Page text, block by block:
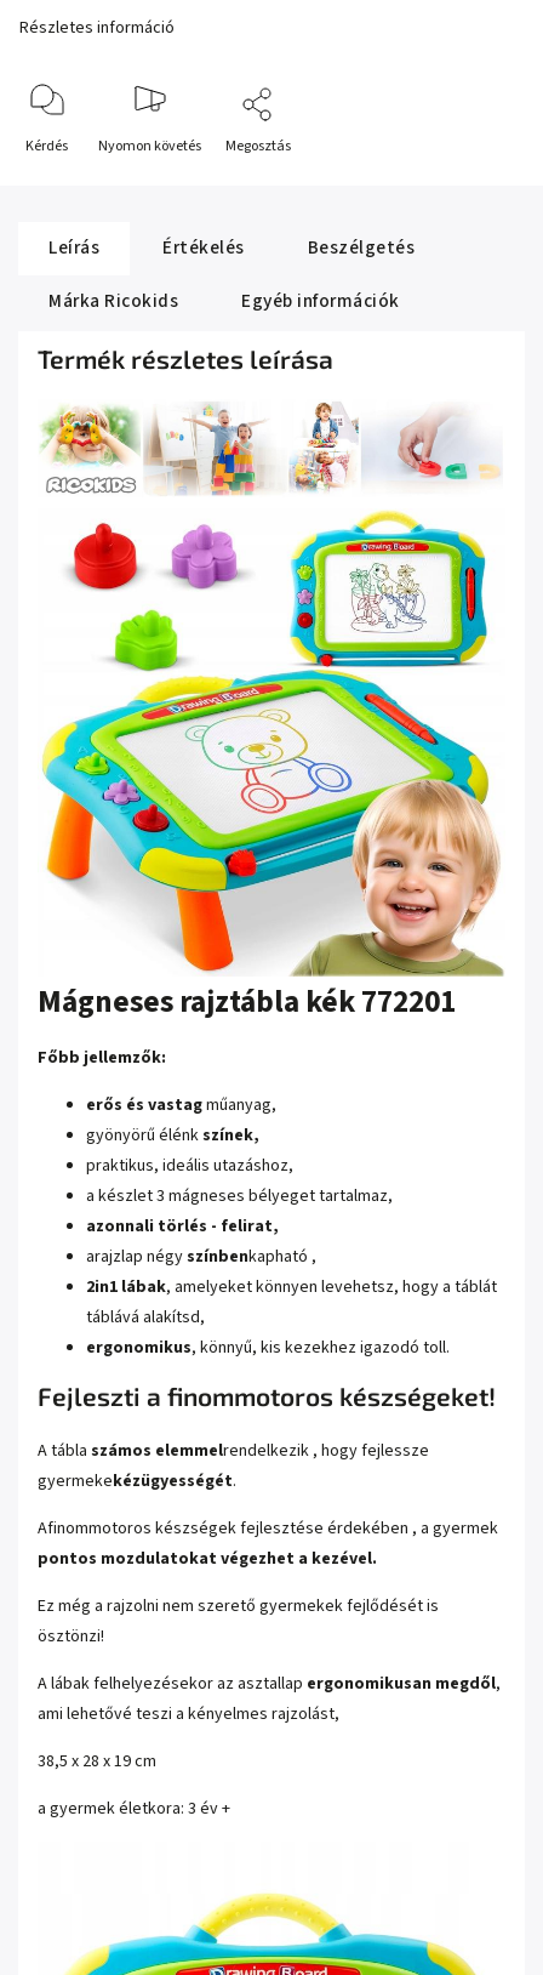
Részletes információ
Kérdés Nyomon követés Megosztás
Leírás Értékelés
Beszélgetés
Márka Ricokids Egyéb információk
Termék részletes leírása
Mágneses rajztábla kék 772201
Főbb jellemzők:
erős és vastagműanyag,
gyönyörű élénkszínek,
praktikus, ideális utazáshoz,
a készlet 3 mágneses bélyeget tartalmaz,
azonnali törlés - felirat,
arajzlap négyszínbenkapható ,
2in1 lábak, amelyeket könnyen levehetsz, hogy a táblát
táblává alakítsd,
ergonomikus, könnyű, kis kezekhez igazodó toll.
Fejleszti a finommotoros készségeket!
A tábla számos elemmelrendelkezik, hogy fejlessze
gyermekekézügyességét.
Afinommotoros készségek fejlesztése érdekében , a gyermek
pontos mozdulatokat végezhet a kezével.
Ez még a rajzolni nem szerető gyermekek fejlődését is
ösztönzi!
A lábak felhelyezésekor az asztallap ergonomikusan megdől,
ami lehetővé teszi a kényelmes rajzolást,
38,5 x 28 x 19 cm
a gyermek életkora: 3 év +